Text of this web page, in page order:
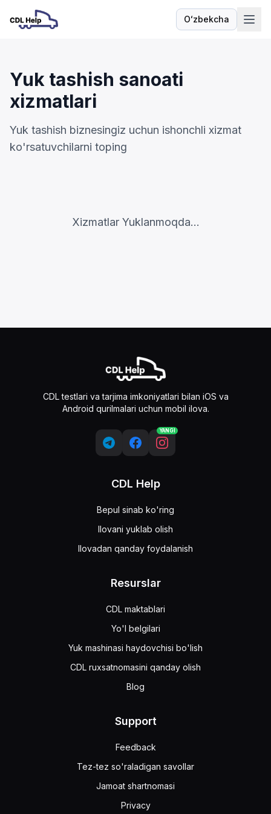
Oʻzbekcha
Til
Yuk tashish sanoati
xizmatlari
Yuk tashish biznesingiz uchun ishonchli xizmat
ko'rsatuvchilarni toping
Xizmatlar Yuklanmoqda...
CDL testlari va tarjima imkoniyatlari bilan iOS va
Android qurilmalari uchun mobil ilova.
YANGI
CDL Help
Bepul sinab ko'ring
Ilovani yuklab olish
Ilovadan qanday foydalanish
Resurslar
CDL maktablari
Yo'l belgilari
Yuk mashinasi haydovchisi bo'lish
CDL ruxsatnomasini qanday olish
Blog
Support
Feedback
Tez-tez so'raladigan savollar
Jamoat shartnomasi
Privacy